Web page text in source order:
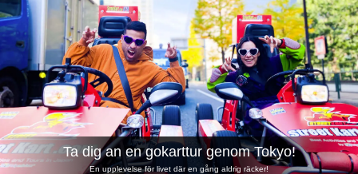
Företag Boka
Byt butik
Tokyo Shinagawa Tokyo Akihabara#1
Tokyo Akihabara#2 Tokyo Shibuya
Tokyo Shibuya Annex Tokyo Bay
Tokyo Asakusa Osaka
Okinawa
Ta dig an en gokarttur genom Tokyo!
En upplevelse för livet där en gång aldrig räcker!